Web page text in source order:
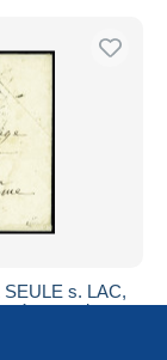
SEULE s. LAC,
très rare de